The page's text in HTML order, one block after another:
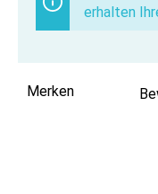
erhalten
Merken